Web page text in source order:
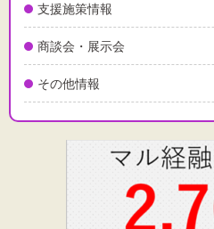
支援施策情報
商談会・展示会
その他情報